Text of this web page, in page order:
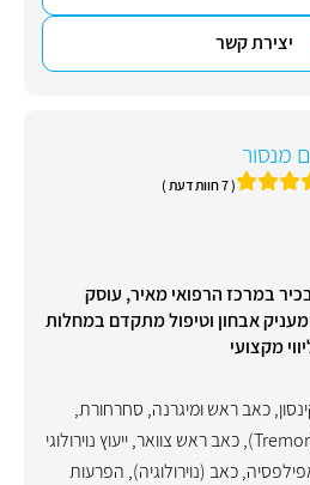
יצירת קשר
מנסור
( 7 חוות דעת )
במרכז הרפואי מאיר, עוסק
אבחון וטיפול מתקדם במחלות
מקצועי
,כאב ראש ומיגרנה, סחרחורת,
,כאב ראש צוואר,ייעוץ נוירולוגי
,כאב (נוירולוגיה), הפרעות